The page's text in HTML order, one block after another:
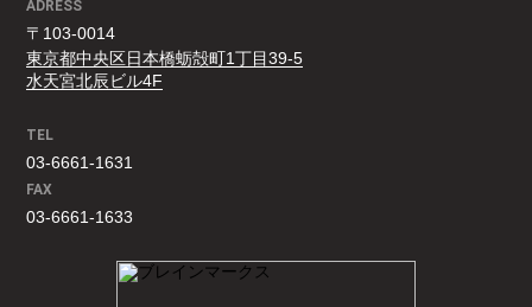
ADRESS
〒103-0014
東京都中央区日本橋蛎殻町1丁目39-5
水天宮北辰ビル4F
TEL
03-6661-1631
FAX
03-6661-1633